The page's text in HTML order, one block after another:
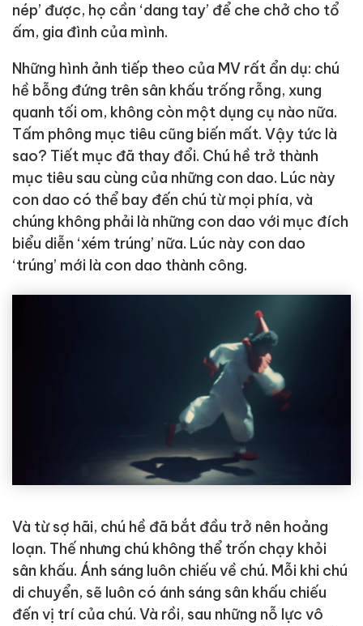
nép’ được, họ cần ‘dang tay’ để che chở cho tổ
ấm, gia đình của mình.
Những hình ảnh tiếp theo của MV rất ẩn dụ: chú
hề bỗng đứng trên sân khấu trống rỗng, xung
quanh tối om, không còn một dụng cụ nào nữa.
Tấm phông mục tiêu cũng biến mất. Vậy tức là
sao? Tiết mục đã thay đổi. Chú hề trở thành
mục tiêu sau cùng của những con dao. Lúc này
con dao có thể bay đến chú từ mọi phía, và
chúng không phải là những con dao với mục đích
biểu diễn ‘xém trúng’ nữa. Lúc này con dao
‘trúng’ mới là con dao thành công.
Và từ sợ hãi, chú hề đã bắt đầu trở nên hoảng
loạn. Thế nhưng chú không thể trốn chạy khỏi
sân khấu. Ánh sáng luôn chiếu về chú. Mỗi khi chú
di chuyển, sẽ luôn có ánh sáng sân khấu chiếu
đến vị trí của chú. Và rồi, sau những nỗ lực vô